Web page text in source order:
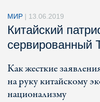
МИР | 13.06.2019
Китайский
сервированный
Как жесткие
на руку китайскому
национализму